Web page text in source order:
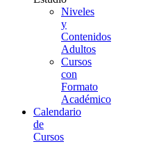
Niveles
y
Contenidos
Adultos
Cursos
con
Formato
Académico
Calendario
de
Cursos